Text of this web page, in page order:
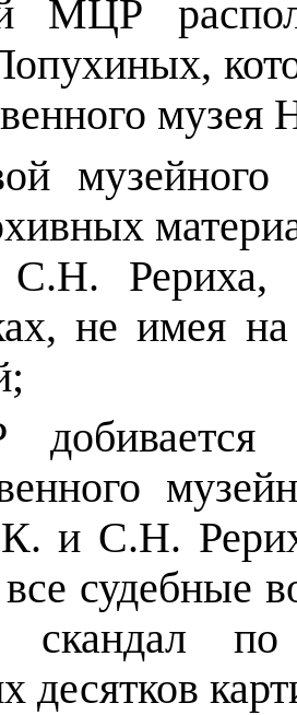
МЦР
музейного
С.Н. Рериха,
не имея
и С.Н.
судебные
скандал
десятков